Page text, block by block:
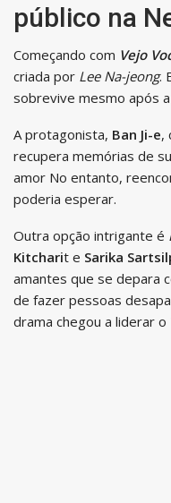
público na
Começando com Vejo
criada por Lee Na-jeong.
sobrevive mesmo após
A protagonista, Ban Ji-e,
recupera memórias de
amor No entanto,
poderia esperar.
Outra opção intrigante é
Kitcharit e Sarika
amantes que se depara
de fazer pessoas
drama chegou a liderar o